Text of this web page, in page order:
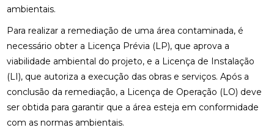
ambientais.
Para realizar a remediação de uma área contaminada, é
necessário obter a Licença Prévia (LP), que aprova a
viabilidade ambiental do projeto, e a Licença de Instalação
(LI), que autoriza a execução das obras e serviços. Após a
conclusão da remediação, a Licença de Operação (LO) deve
ser obtida para garantir que a área esteja em conformidade
com as normas ambientais.